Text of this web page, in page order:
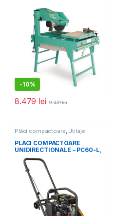
400mm inclus
-10%
8.479 lei 9.431lei
Plăci compactoare Utilaje
pentru construcții
PLACI COMPACTOARE
UNIDIRECTIONALE – PC60-L,
8.2 kN, motor Loncin,
benzina 1.63 cp, greutate 54